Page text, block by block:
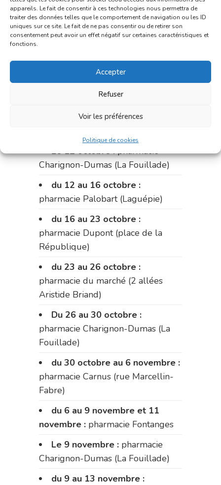
appareils. Le fait de consentir à ces technologies nous permettra de
traiter des données telles que le comportement de navigation ou les ID
uniques sur ce site. Le fait de ne pas consentir ou de retirer son
consentement peut avoir un effet négatif sur certaines caractéristiques et
fonctions.
Accepter
Refuser
Voir les préférences
Politique de cookies
Aristide Briand)
Du 28 septembre au 1er
Dumas (La Fouillade)
du 2 au 9 octobre :pharmacie
Bonnemaire (rue Saint-Jacques)
du 9 au 12 octobre:pharmacie
Le 12 octobre :pharmacie
Charignon-Dumas (La Fouillade)
du 12 au 16 octobre :
pharmacie Palobart (Laguépie)
du 16 au 23 octobre :
pharmacie Dupont (place de la
République)
du 23 au 26 octobre :
pharmacie du marché (2 allées
Aristide Briand)
Du 26 au 30 octobre :
pharmacie Charignon-Dumas (La
Fouillade)
du 30 octobre au 6 novembre :
pharmacie Carnus (rue Marcellin-
Fabre)
du 6 au 9 novembre et 11
novembre : pharmacie Fontanges
Le 9 novembre : pharmacie
Charignon-Dumas (La Fouillade)
du 9 au 13 novembre :